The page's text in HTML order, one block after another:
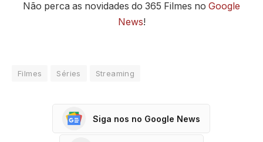
Não perca as novidades do 365 Filmes no Google
News!
Filmes Séries Streaming
Siga nos no Google News